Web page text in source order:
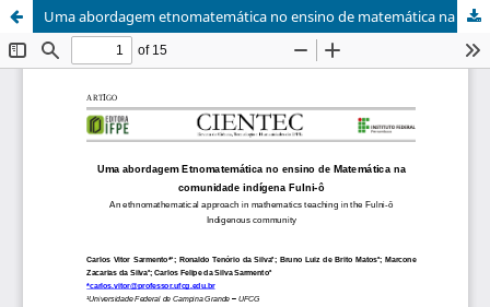
Uma abordagem etnomatemática no ensino de matemática na comunidade indígena Fulni-ô